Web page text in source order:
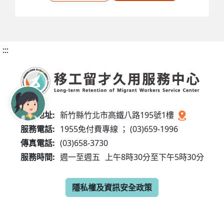
:::
服務地址: 新竹縣竹北市高鐵八路195號1樓
服務電話: 1955免付費專線 ； (03)659-1996
傳真電話: (03)658-3730
服務時間: 週一至週五 上午8時30分至下午5時30分
隱私權及資訊安全政策